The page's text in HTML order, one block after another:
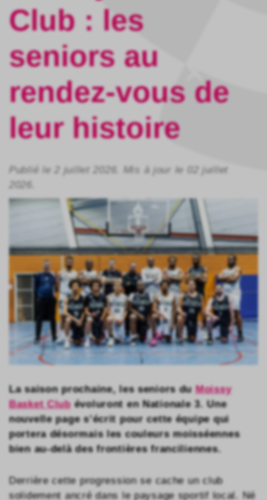
Club : les
seniors au
rendez-vous de
leur histoire
Publié le 2 juillet 2026. Mis à jour le 02 juillet
2026.
La saison prochaine, les seniors du Moissy
Basket Clubévoluront en Nationale 3. Une
nouvelle page s’écrit pour cette équipe qui
portera désormais les couleurs moisséennes
bien au-delà des frontières franciliennes.
Derrière cette progression se cache un club
solidement ancré dans le paysage sportif local. Né